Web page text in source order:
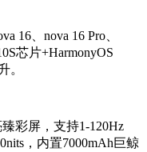
16、nova 16 Pro、
芯片+HarmonyOS
。
彩屏，支持1-120Hz
，内置7000mAh巨鲸